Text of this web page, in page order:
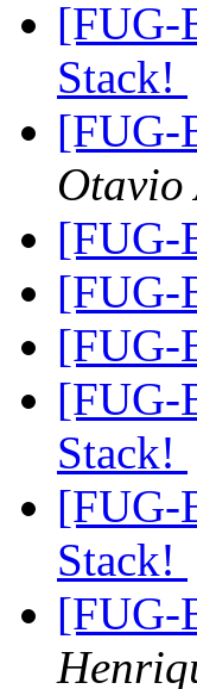
[FUG-
Stack!
[FUG-
Otavio
[FUG-
[FUG-
[FUG-
[FUG-
Stack!
[FUG-
Stack!
[FUG-